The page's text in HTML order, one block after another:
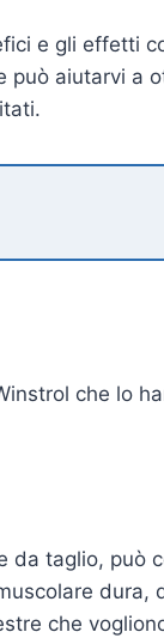
e gli effetti
può aiutarvi a
che lo
da taglio, può
dura,
che